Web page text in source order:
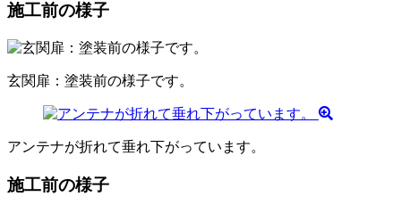
施工前の様子
玄関扉：塗装前の様子です。
アンテナが折れて垂れ下がっています。
施工前の様子